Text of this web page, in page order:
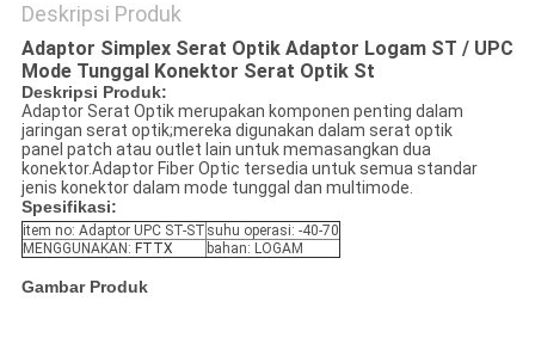
Deskripsi Produk
Adaptor Simplex Serat Optik Adaptor Logam ST / UPC
Mode Tunggal Konektor Serat Optik St
Deskripsi Produk:
Adaptor Serat Optik merupakan komponen penting dalam
jaringan serat optik;mereka digunakan dalam serat optik
panel patch atau outlet lain untuk memasangkan dua
konektor.Adaptor Fiber Optic tersedia untuk semua standar
jenis konektor dalam mode tunggal dan multimode.
Spesifikasi:
item no: Adaptor UPC ST-ST suhu operasi: -40-70
MENGGUNAKAN: FTTX bahan: LOGAM
Gambar Produk